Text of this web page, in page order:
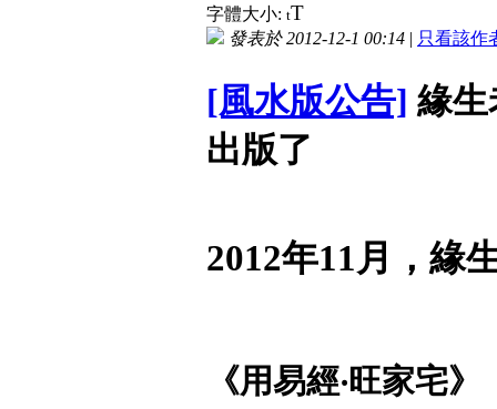
字體大小: tT
發表於 2012-12-1 00:14 | 只看該作
[風水版公告] 緣生
出版了
2012年11月，緣
《用易經‧旺家宅》